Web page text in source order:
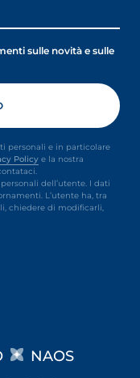
sulle novità e sulle
personali e in particolare
Policy e la nostra
dell’utente. I dati
L’utente ha, tra
chiedere di modificarli,
NAOS